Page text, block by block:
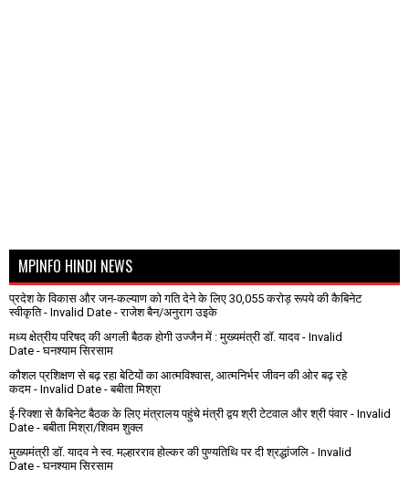
MPINFO HINDI NEWS
प्रदेश के विकास और जन-कल्याण को गति देने के लिए 30,055 करोड़ रूपये की कैबिनेट
स्वीकृति- Invalid Date - राजेश बैन/अनुराग उइके
मध्य क्षेत्रीय परिषद् की अगली बैठक होगी उज्जैन में : मुख्यमंत्री डॉ. यादव- Invalid
Date - घनश्याम सिरसाम
कौशल प्रशिक्षण से बढ़ रहा बेटियों का आत्मविश्वास, आत्मनिर्भर जीवन की ओर बढ़ रहे
कदम - Invalid Date - बबीता मिश्रा
ई-रिक्शा से कैबिनेट बैठक के लिए मंत्रालय पहुंचे मंत्री द्वय श्री टेटवाल और श्री पंवार - Invalid
Date - बबीता मिश्रा/शिवम शुक्ल
मुख्यमंत्री डॉ. यादव ने स्व. मल्हारराव होल्कर की पुण्यतिथि पर दी श्रद्धांजलि - Invalid
Date - घनश्याम सिरसाम